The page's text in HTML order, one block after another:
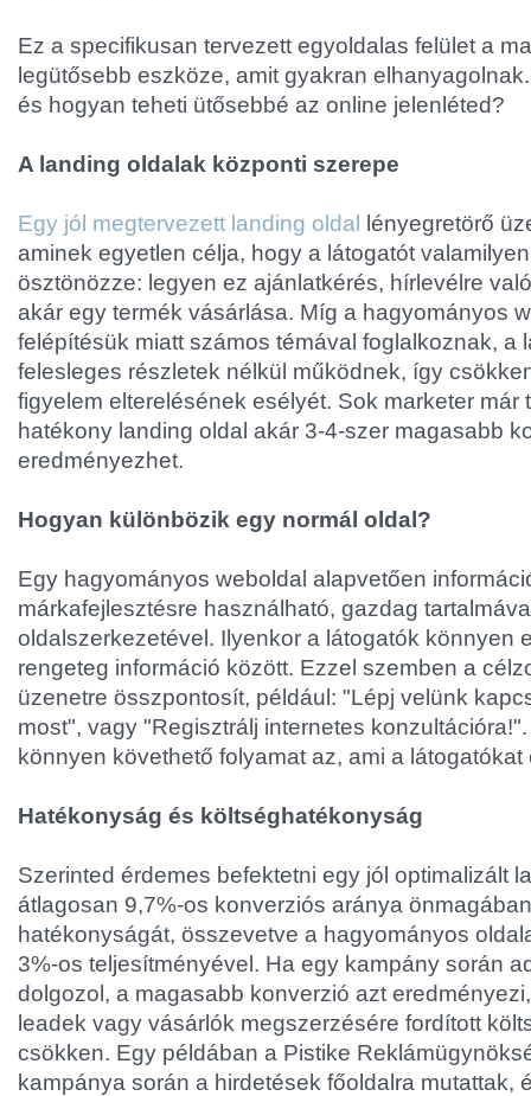
Ez a specifikusan tervezett egyoldalas felület a
legütősebb eszköze, amit gyakran
és hogyan teheti ütősebbé az online jelenléted?
A landing oldalak központi szerepe
Egy jól megtervezett landing oldal
lényegretörő
aminek egyetlen célja, hogy a látogatót
ösztönözze: legyen ez ajánlatkérés, hírlevélre
akár egy termék vásárlása. Míg a hagyományos
felépítésük miatt számos témával foglalkoznak, a
felesleges részletek nélkül működnek, így
figyelem elterelésének esélyét. Sok marketer már
hatékony landing oldal akár 3-4-szer magasabb
eredményezhet.
Hogyan különbözik egy normál oldal?
Egy hagyományos weboldal alapvetően
márkafejlesztésre használható, gazdag
oldalszerkezetével. Ilyenkor a látogatók könnyen
rengeteg információ között. Ezzel szemben a
üzenetre összpontosít, például: "Lépj velünk
most", vagy "Regisztrálj internetes
könnyen követhető folyamat az, ami a
Hatékonyság és költséghatékonyság
Szerinted érdemes befektetni egy jól optimalizált
átlagosan 9,7%-os konverziós aránya
hatékonyságát, összevetve a hagyományos
3%-os teljesítményével. Ha egy kampány során
dolgozol, a magasabb konverzió azt
leadek vagy vásárlók megszerzésére fordított
csökken. Egy példában a Pistike
kampánya során a hirdetések főoldalra mutattak,